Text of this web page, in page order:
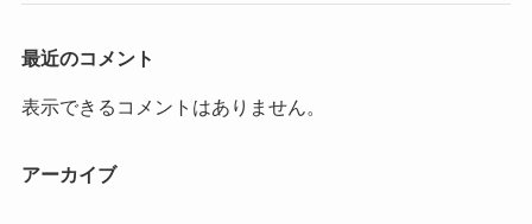
最近のコメント
表示できるコメントはありません。
アーカイブ